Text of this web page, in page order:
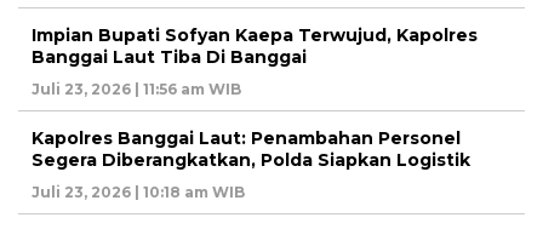
Impian Bupati Sofyan Kaepa Terwujud, Kapolres
Banggai Laut Tiba Di Banggai
Juli 23, 2026 | 11:56 am WIB
Kapolres Banggai Laut: Penambahan Personel
Segera Diberangkatkan, Polda Siapkan Logistik
Juli 23, 2026 | 10:18 am WIB